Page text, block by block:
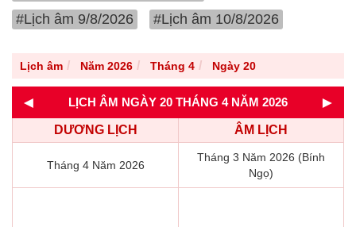
#Lịch âm 9/8/2026
#Lịch âm 10/8/2026
Lịch âm Năm 2026 Tháng 4 Ngày 20
◄ LỊCH ÂM NGÀY 20 THÁNG 4 NĂM 2026 ►
DƯƠNG LỊCH ÂM LỊCH
Tháng 4 Năm 2026
Tháng 3 Năm 2026 (Bính
Ngọ)